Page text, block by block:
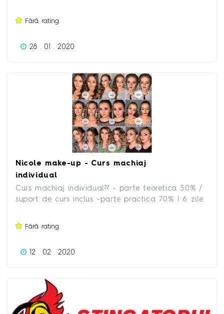
și seriozitatea.
Fără rating.
28 . 01 . 2020
Nicole make-up - Curs machiaj
individual
Curs machiaj individual?? - parte teoretica 30% /
suport de curs inclus -parte practica 70% | 6 zile
produse asigurate ? se ofera diploma de
participare ? diploma acreditata | optional Pentru
Fără rating.
12 . 02 . 2020